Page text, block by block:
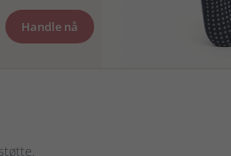
Handle nå